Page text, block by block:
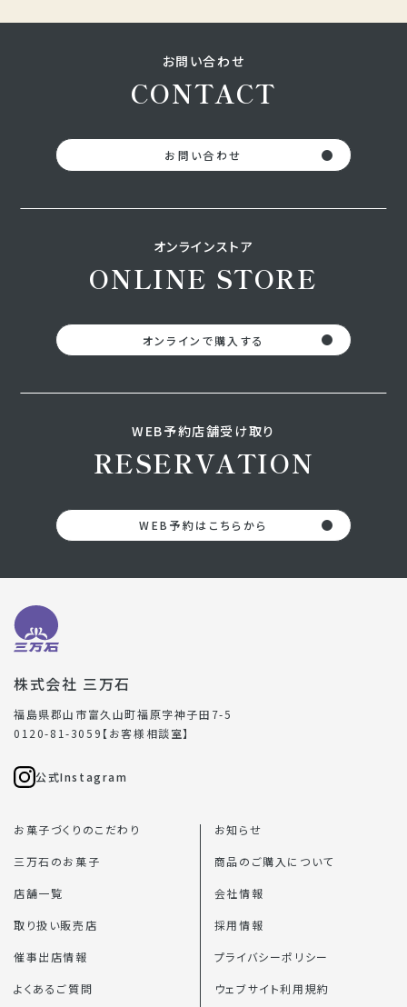
お問い合わせ
CONTACT
お問い合わせ
オンラインストア
ONLINE STORE
オンラインで購入する
WEB予約店舗受け取り
RESERVATION
WEB予約はこちらから
株式会社 三万石
福島県郡山市富久山町福原字神子田7-5
0120-81-3059【お客様相談室】
公式Instagram
お菓子づくりのこだわり
三万石のお菓子
店舗一覧
取り扱い販売店
催事出店情報
よくあるご質問
お知らせ
商品のご購入について
会社情報
採用情報
プライバシーポリシー
ウェブサイト利用規約